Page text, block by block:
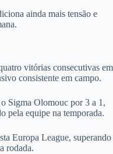
ainda mais tensão e
vitórias consecutivas em
consistente em campo.
Sigma Olomouc por 3 a 1,
pela equipe na temporada.
Europa League, superando
rodada.